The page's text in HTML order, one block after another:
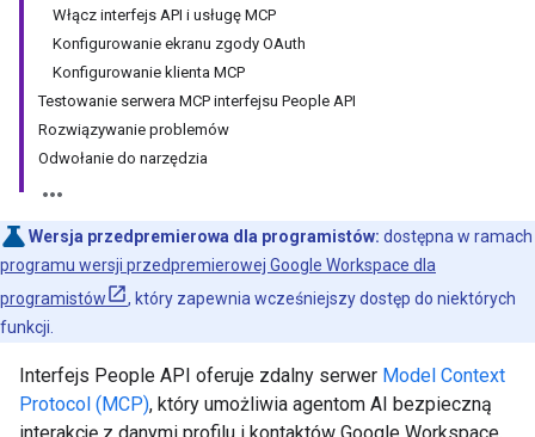
Włącz interfejs API i usługę MCP
Konfigurowanie ekranu zgody OAuth
Konfigurowanie klienta MCP
Testowanie serwera MCP interfejsu People API
Rozwiązywanie problemów
Odwołanie do narzędzia
Wersja przedpremierowa dla programistów: dostępna w ramach
programu wersji przedpremierowej Google Workspace dla
programistów
, który zapewnia wcześniejszy dostęp do niektórych
funkcji.
Interfejs People API oferuje zdalny serwer Model Context
Protocol (MCP), który umożliwia agentom AI bezpieczną